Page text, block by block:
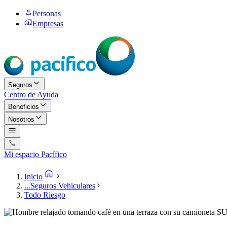
Personas
Empresas
Seguros
Centro de Ayuda
Beneficios
Nosotros
Mi espacio Pacífico
Inicio
...Seguros Vehiculares
Todo Riesgo